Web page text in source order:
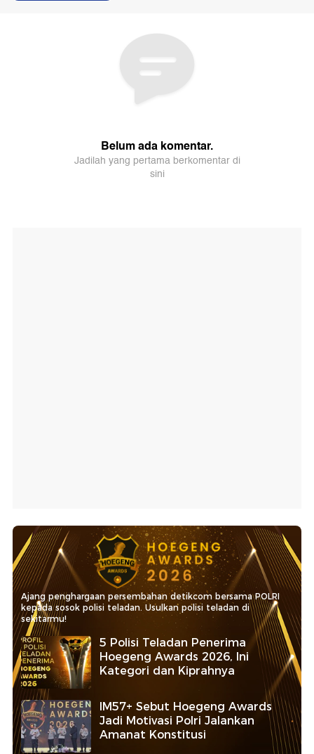
Ajang penghargaan persembahan detikcom bersama POLRI
kepada sosok polisi teladan. Usulkan polisi teladan di
sekitarmu!
5 Polisi Teladan Penerima
Hoegeng Awards 2026, Ini
Kategori dan Kiprahnya
IM57+ Sebut Hoegeng Awards
Jadi Motivasi Polri Jalankan
Amanat Konstitusi